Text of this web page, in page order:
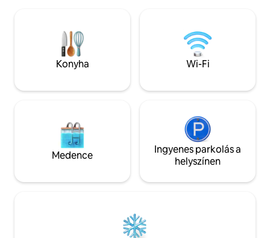
teremtenek. Fürdőkád /zuhanyzó
kombináció, törölközőfűtés, WC,
hajszárító, ingyenes piperecikkek,
kozmetikai tükör, valamint bolyhos
saját
fényűző
zuhanyzóval nem
maga után.
Konyha Wi-Fi
Medence
Ingyenes parkolás a
helyszínen